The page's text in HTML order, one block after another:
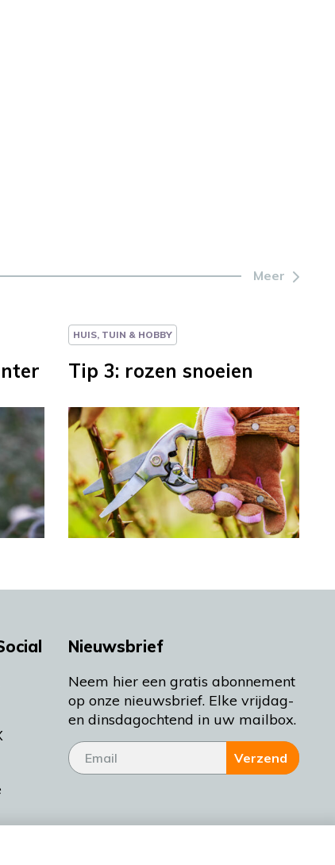
Meer
HUIS, TUIN & HOBBY
Tip 3: rozen snoeien
Nieuwsbrief
Neem hier een gratis abonnement
op onze nieuwsbrief. Elke vrijdag-
en dinsdagochtend in uw mailbox.
Verzend